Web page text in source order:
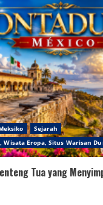
Sejarah
Wisata Eropa, Situs Warisan
Tua yang